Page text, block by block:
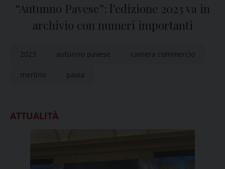
“Autunno Pavese”: l’edizione 2023 va in
archivio con numeri importanti
2023 autunno pavese camera commercio
merlino pavia
ATTUALITÀ